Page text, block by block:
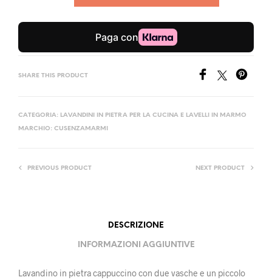
SHARE THIS PRODUCT
CATEGORIA: LAVANDINI IN PIETRA PER LA CUCINA E LAVELLI IN MARMO
MARCHIO: CUSENZAMARMI
PREVIOUS PRODUCT NEXT PRODUCT
DESCRIZIONE
INFORMAZIONI AGGIUNTIVE
Lavandino in pietra cappuccino con due vasche e un piccolo